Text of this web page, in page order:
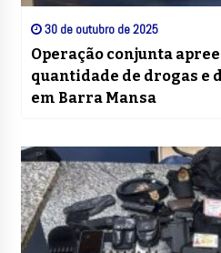
30 de outubro de 2025
Operação conjunta
quantidade de drogas e
em Barra Mansa